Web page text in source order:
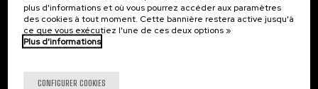
Contactez-nous!
Suivez-nous
plus d'informations et où vous pourrez accéder aux paramètres
des cookies à tout moment. Cette bannière restera active jusqu'à
ce que vous exécutiez l'une de ces deux options »
Plus d'informations
CONFIGURER COOKIES